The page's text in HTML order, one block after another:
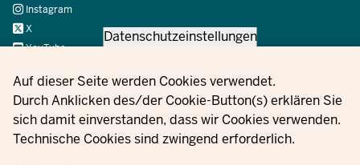
Privacy settings
Datenschutzeinstellungen
Auf dieser Seite werden Cookies verwendet.
Durch Anklicken des/der Cookie-Button(s) erklären Sie
sich damit einverstanden, dass wir Cookies verwenden.
Technische Cookies sind zwingend erforderlich.
Instagram
X
YouTube
© 2021 - 2026 Ministerium für Kinder, Jugend, Familie,
Gleichstellung, Flucht und Integration des Landes Nordrhein-
Westfalen